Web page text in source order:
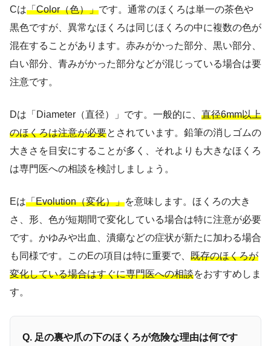
Cは「Color（色）」です。通常のほくろは単一の茶色や
黒色ですが、異常なほくろは同じほくろの中に複数の色が
混在することがあります。赤みがかった部分、黒い部分、
白い部分、青みがかった部分などが混じっている場合は要
注意です。
Dは「Diameter（直径）」です。一般的に、 直径6mm以上
のほくろは注意が必要とされています。鉛筆の消しゴムの
大きさを目安にすることが多く、それよりも大きなほくろ
は専門医への相談を検討しましょう。
Eは「Evolution（変化）」を意味します。ほくろの大き
さ、形、色が短期間で変化している場合は特に注意が必要
です。かゆみや出血、潰瘍などの症状が新たに加わる場合
も同様です。このEの項目は特に重要で、 既存のほくろが
変化している場合はすぐに専門医への相談をおすすめしま
す。
Q. 足の裏や爪の下のほくろが危険な理由は何です